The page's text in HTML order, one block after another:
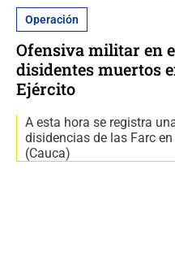
Operación
Ofensiva militar en
disidentes muertos
Ejército
A esta hora se registra
disidencias de las Farc
(Cauca)